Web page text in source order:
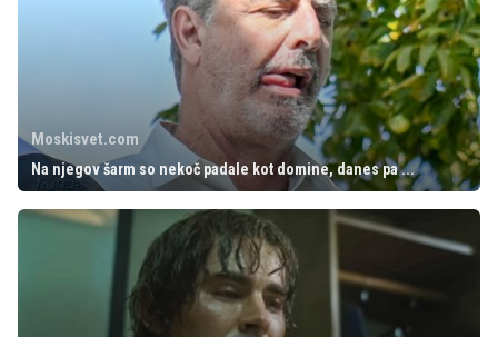
Moskisvet.com
Na njegov šarm so nekoč padale kot domine, danes pa ...